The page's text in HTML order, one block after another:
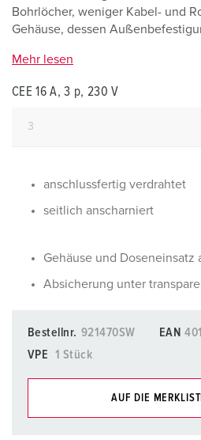
Bohrlöcher, weniger Kabel- und
Gehäuse, dessen
Mehr lesen
CEE 16 A, 3 p, 230 V
anschlussfertig verdrahtet
seitlich anscharniert
Gehäuse und Doseneinsatz
Absicherung unter
Bestellnr. 921470SW EAN
VPE
1 Stück
AUF DIE